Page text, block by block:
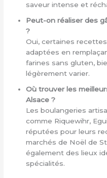
saveur intense et
Peut-on réaliser des
?
Oui, certaines
adaptées en
farines sans gluten,
légèrement varier.
Où trouver les
Alsace ?
Les boulangeries
comme Riquewihr,
réputées pour leurs
marchés de Noël de
également des lieux
spécialités.